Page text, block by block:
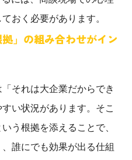
おく必要があります。
拠」の組み合わせがイン
それは大企業だからでき
い状況があります。そこ
う根拠を添えることで、
誰にでも効果が出る仕組